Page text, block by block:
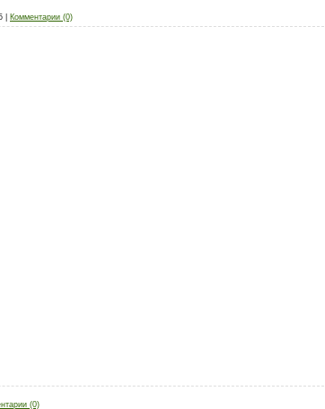
Комментарии (0)
(0)